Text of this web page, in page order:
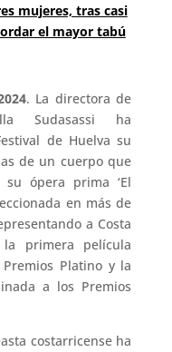
mujeres, tras casi
el mayor tabú
. La directora de
Sudasassi ha
de Huelva su
de un cuerpo que
ópera prima ‘El
en más de
a Costa
primera película
Platino y la
a los Premios
costarricense ha